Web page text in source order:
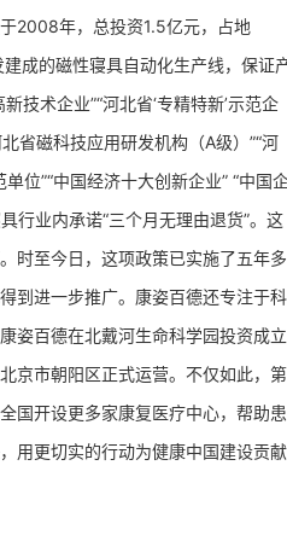
2008年，总投资1.5亿元，占地
成的磁性寝具自动化生产线，保证
技术企业”“河北省‘专精特新’示范企
省磁科技应用研发机构（A级）”“河
位”“中国经济十大创新企业” “中国
行业内承诺“三个月无理由退货”。这
时至今日，这项政策已实施了五年多
到进一步推广。康姿百德还专注于科
姿百德在北戴河生命科学园投资成立
京市朝阳区正式运营。不仅如此，第
国开设更多家康复医疗中心，帮助患
用更切实的行动为健康中国建设贡献